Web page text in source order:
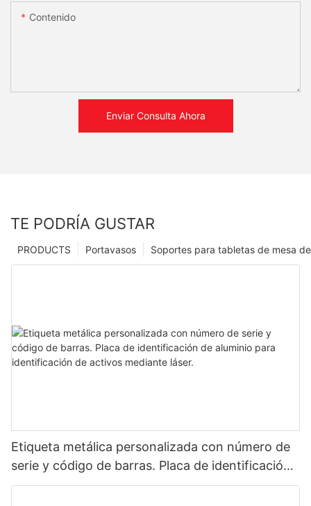
Contenido
Enviar Consulta Ahora
TE PODRÍA GUSTAR
Soportes para tabletas de mesa
Portavasos
PRODUCTS
Etiqueta metálica personalizada con número de
serie y código de barras. Placa de identificación
de aluminio para identificación de activos